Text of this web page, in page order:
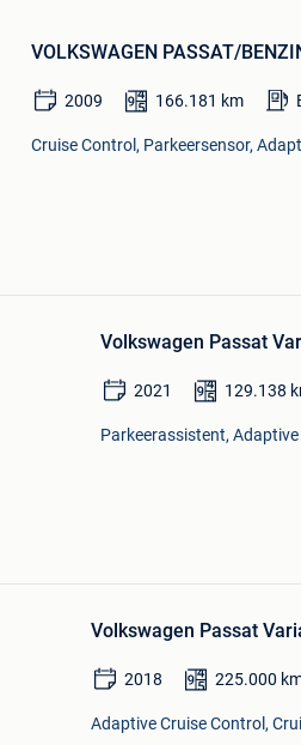
VOLKSWAGEN PASSAT/
2009 166.181 km
Cruise Control, Parkeersensor,
Volkswagen Passat
2021 129.138
Parkeerassistent,
Volkswagen Passat
2018 225.000
Adaptive Cruise Control,